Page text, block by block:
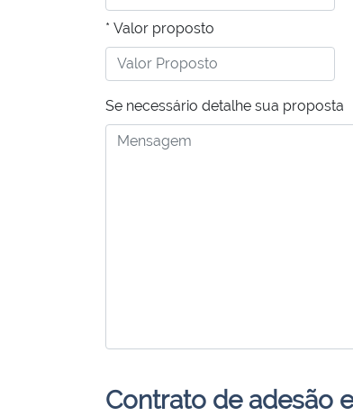
* Valor proposto
Se necessário detalhe sua proposta
Contrato de adesão